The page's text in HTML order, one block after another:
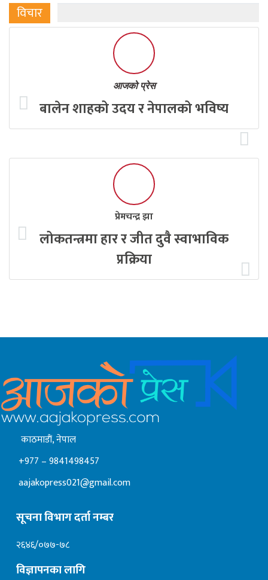
विचार
आजको प्रेस
बालेन शाहको उदय र नेपालको भविष्य
प्रेमचन्द्र झा
लोकतन्त्रमा हार र जीत दुवै स्वाभाविक
प्रक्रिया
काठमाडाैं, नेपाल
+977 – 9841498457
aajakopress021@gmail.com
सूचना विभाग दर्ता नम्बर
२६४६/०७७-७८
विज्ञापनका लागि